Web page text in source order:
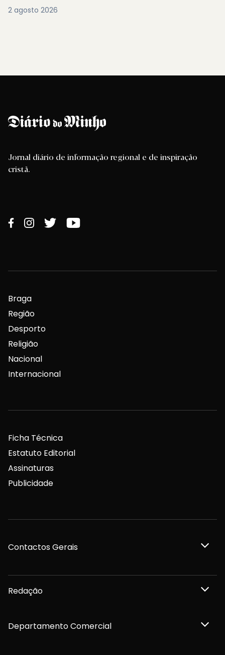
2 agosto 2026
Jornal diário de informação regional e de inspiração
cristã.
Braga
Região
Desporto
Religião
Nacional
Internacional
Ficha Técnica
Estatuto Editorial
Assinaturas
Publicidade
Contactos Gerais
Redação
Departamento Comercial